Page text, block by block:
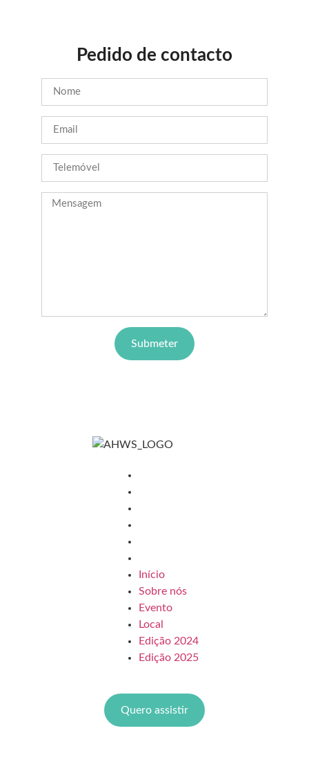
Pedido de contacto
Submeter
Início
Sobre nós
Evento
Local
Edição 2024
Edição 2025
Quero assistir